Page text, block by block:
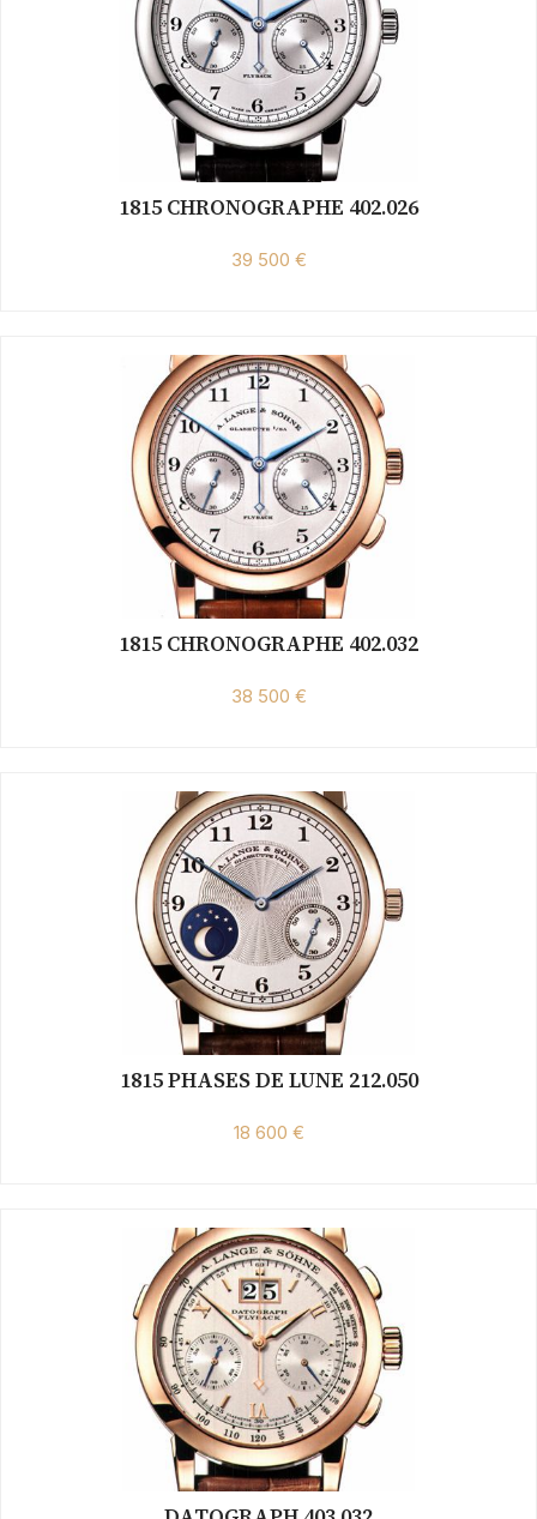
1815 CHRONOGRAPHE 402.026
39 500 €
1815 CHRONOGRAPHE 402.032
38 500 €
1815 PHASES DE LUNE 212.050
18 600 €